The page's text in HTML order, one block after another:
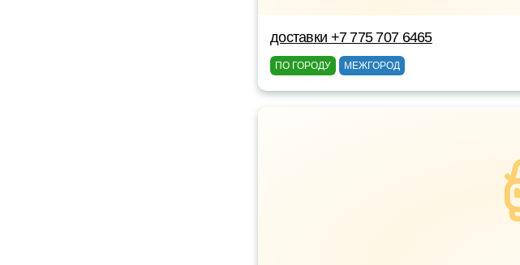
доставки +7 775 707 6465
ПО ГОРОДУ МЕЖГОРОД